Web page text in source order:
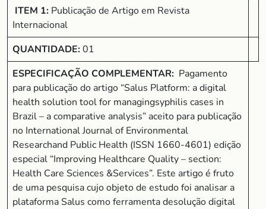
ITEM 1: Publicação de Artigo em Revista
Internacional
QUANTIDADE:01
ESPECIFICAÇÃO COMPLEMENTAR: Pagamento
para publicação do artigo “Salus Platform: a digital
health solution tool for managingsyphilis cases in
Brazil – a comparative analysis” aceito para publicação
no International Journal of Environmental
Researchand Public Health (ISSN 1660-4601) edição
especial “Improving Healthcare Quality – section:
Health Care Sciences &Services”. Este artigo é fruto
de uma pesquisa cujo objeto de estudo foi analisar a
plataforma Salus como ferramenta desolução digital